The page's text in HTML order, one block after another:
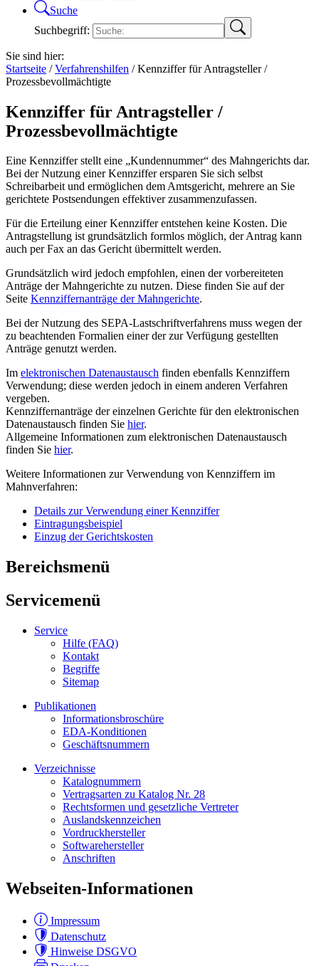
Suche
Suchbegriff:
Sie sind hier:
Startseite /Verfahrenshilfen /Kennziffer für Antragsteller /
Prozessbevollmächtigte
Kennziffer für Antragsteller /
Prozessbevollmächtigte
Eine Kennziffer stellt eine „Kundennummer“ des Mahngerichts dar.
Bei der Nutzung einer Kennziffer ersparen Sie sich selbst
Schreibarbeit und ermöglichen dem Amtsgericht, mehrere an Sie
gerichtete Postsendungen effektiver zusammenzufassen.
Für die Erteilung einer Kennziffer entstehen keine Kosten. Die
Antragstellung ist grundsätzlich formlos möglich, der Antrag kann
auch per Fax an das Gericht übermittelt werden.
Grundsätzlich wird jedoch empfohlen, einen der vorbereiteten
Anträge der Mahngerichte zu nutzen. Diese finden Sie auf der
Seite Kennziffernanträge der Mahngerichte.
Bei der Nutzung des SEPA-Lastschriftverfahrens muss wegen der
zu beachtenden Formalien einer der zur Verfügung gestellten
Anträge genutzt werden.
Im elektronischen Datenaustausch finden ebenfalls Kennziffern
Verwendung; diese werden jedoch in einem anderen Verfahren
vergeben.
Kennziffernanträge der einzelnen Gerichte für den elektronischen
Datenaustausch finden Sie hier.
Allgemeine Informationen zum elektronischen Datenaustausch
finden Sie hier.
Weitere Informationen zur Verwendung von Kennziffern im
Mahnverfahren:
Details zur Verwendung einer Kennziffer
Eintragungsbeispiel
Einzug der Gerichtskosten
Bereichsmenü
Servicemenü
Service
Hilfe (FAQ)
Kontakt
Begriffe
Sitemap
Publikationen
Informationsbroschüre
EDA-Konditionen
Geschäftsnummern
Verzeichnisse
Katalognummern
Vertragsarten zu Katalog Nr. 28
Rechtsformen und gesetzliche Vertreter
Auslandskennzeichen
Vordruckhersteller
Softwarehersteller
Anschriften
Webseiten-Informationen
Impressum
Datenschutz
Hinweise DSGVO